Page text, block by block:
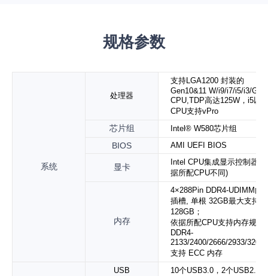
规格参数
系统
处理器
支持LGA1200 封装的
Gen10&11 W/i9/i7/i5/i3/G
CPU,TDP高达125W，i5以
CPU支持vPro
芯片组 Intel® W580芯片组
BIOS AMI UEFI BIOS
显卡
Intel CPU集成显示控制器(依
据所配CPU不同)
内存
4×288Pin DDR4-UDIMM内
插槽, 单根 32GB最大支持
128GB ；
依据所配CPU支持内存规格
DDR4-
2133/2400/2666/2933/3200
支持 ECC 内存
USB 10个USB3.0 ， 2个USB2.0